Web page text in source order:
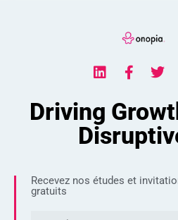
Driving
Recevez nos études et
gratuits